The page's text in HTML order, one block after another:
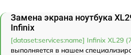
Замена экрана ноутбука
Infinix
[dataset:services:name] Infinix XL29
выполняется в нашем